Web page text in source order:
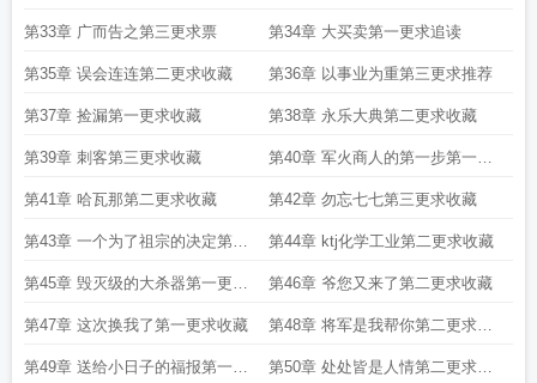
第33章 广而告之第三更求票 第34章 大买卖第一更求追读
第35章 误会连连第二更求收藏 第36章 以事业为重第三更求推荐
第37章 捡漏第一更求收藏 第38章 永乐大典第二更求收藏
第39章 刺客第三更求收藏 第40章 军火商人的第一步第一更
求收藏
第41章 哈瓦那第二更求收藏 第42章 勿忘七七第三更求收藏
第43章 一个为了祖宗的决定第一
更求收藏
第44章 ktj化学工业第二更求收藏
第45章 毁灭级的大杀器第一更求
收藏
第46章 爷您又来了第二更求收藏
第47章 这次换我了第一更求收藏 第48章 将军是我帮你第二更求收
藏
第49章 送给小日子的福报第一更 第50章 处处皆是人情第二更求收